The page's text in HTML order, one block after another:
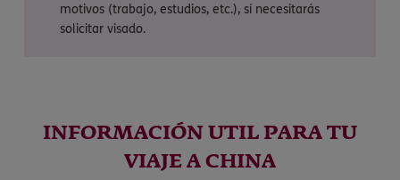
motivos (trabajo, estudios, etc.), sí necesitarás
solicitar visado.
INFORMACIÓN UTIL PARA TU
VIAJE A CHINA